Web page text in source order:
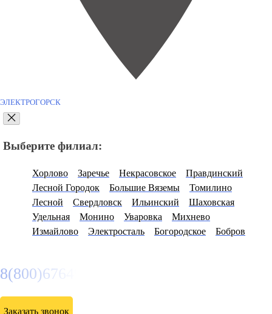
ЭЛЕКТРОГОРСК
Выберите филиал:
Хорлово Заречье Некрасовское
Правдинский
Лесной Городок
Большие Вяземы
Томилино
Лесной
Свердловск Ильинский
Шаховская
Удельная
Монино Уваровка
Михнево
Измайлово
Электросталь Богородское Бобров
8(800)6764935
Заказать звонок